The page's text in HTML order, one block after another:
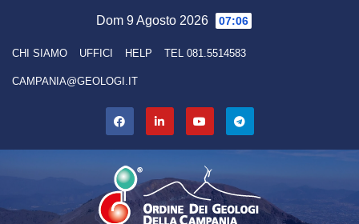
content
Dom 9 Agosto 2026 07:06
CHI SIAMO UFFICI HELP TEL 081.5514583
CAMPANIA@GEOLOGI.IT